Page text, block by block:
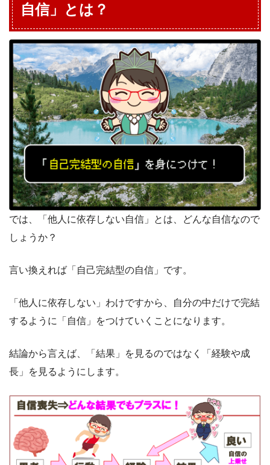
自信」とは？
では、「他人に依存しない自信」とは、どんな自信なので
しょうか？
言い換えれば「自己完結型の自信」です。
「他人に依存しない」わけですから、自分の中だけで完結
するように「自信」をつけていくことになります。
結論から言えば、「結果」を見るのではなく「経験や成
長」を見るようにします。